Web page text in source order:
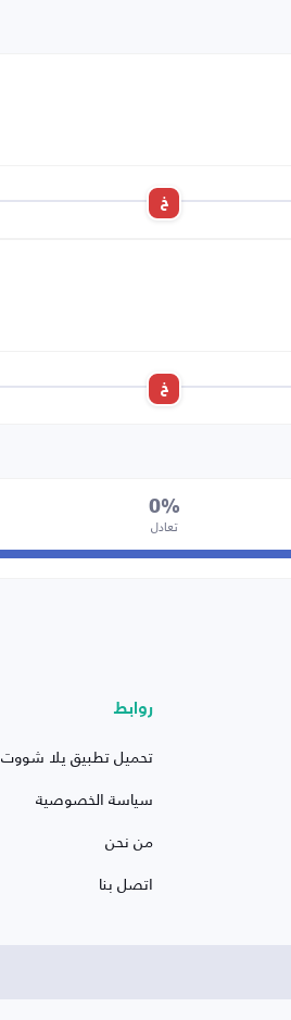
خ
خ
0%
تعادل
روابط
تحميل تطبيق يلا شووت
سياسة الخصوصية
من نحن
اتصل بنا